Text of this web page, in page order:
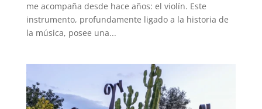
me acompaña desde hace años: el violín. Este
instrumento, profundamente ligado a la historia de
la música, posee una...